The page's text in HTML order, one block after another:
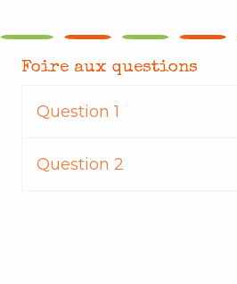
Foire aux questions
Question 1
Question 2